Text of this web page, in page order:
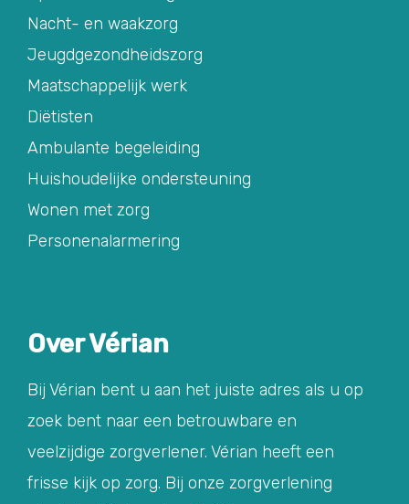
Nacht- en waakzorg
Jeugdgezondheidszorg
Maatschappelijk werk
Diëtisten
Ambulante begeleiding
Huishoudelijke ondersteuning
Wonen met zorg
Personenalarmering
Over Vérian
Bij Vérian bent u aan het juiste adres als u op
zoek bent naar een betrouwbare en
veelzijdige zorgverlener. Vérian heeft een
frisse kijk op zorg. Bij onze zorgverlening